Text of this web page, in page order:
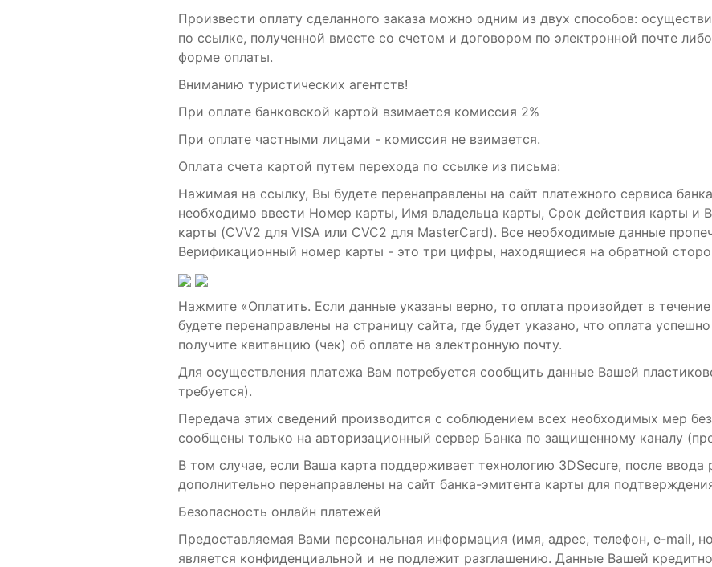
Произвести оплату сделанного заказа можно одним из двух способов:
по ссылке, полученной вместе со счетом и договором по электронной почте
форме оплаты.
Вниманию туристических агентств!
При оплате банковской картой взимается комиссия 2%
При оплате частными лицами - комиссия не взимается.
Оплата счета картой путем перехода по ссылке из письма:
Нажимая на ссылку, Вы будете перенаправлены на сайт платежного сервиса
необходимо ввести Номер карты, Имя владельца карты, Срок действия карты и
карты (CVV2 для VISA или CVC2 для MasterCard). Все необходимые данные
Верификационный номер карты - это три цифры, находящиеся на обратной
Нажмите «Оплатить. Если данные указаны верно, то оплата произойдет в
будете перенаправлены на страницу сайта, где будет указано, что оплата
получите квитанцию (чек) об оплате на электронную почту.
Для осуществления платежа Вам потребуется сообщить данные Вашей
требуется).
Передача этих сведений производится с соблюдением всех необходимых мер
сообщены только на авторизационный сервер Банка по защищенному каналу
В том случае, если Ваша карта поддерживает технологию 3DSecure, после ввода
дополнительно перенаправлены на сайт банка-эмитента карты для
Безопасность онлайн платежей
Предоставляемая Вами персональная информация (имя, адрес, телефон, e-mail,
является конфиденциальной и не подлежит разглашению. Данные Вашей